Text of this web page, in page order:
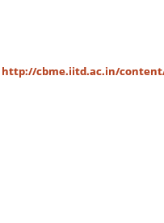
http://cbme.iitd.ac.in/